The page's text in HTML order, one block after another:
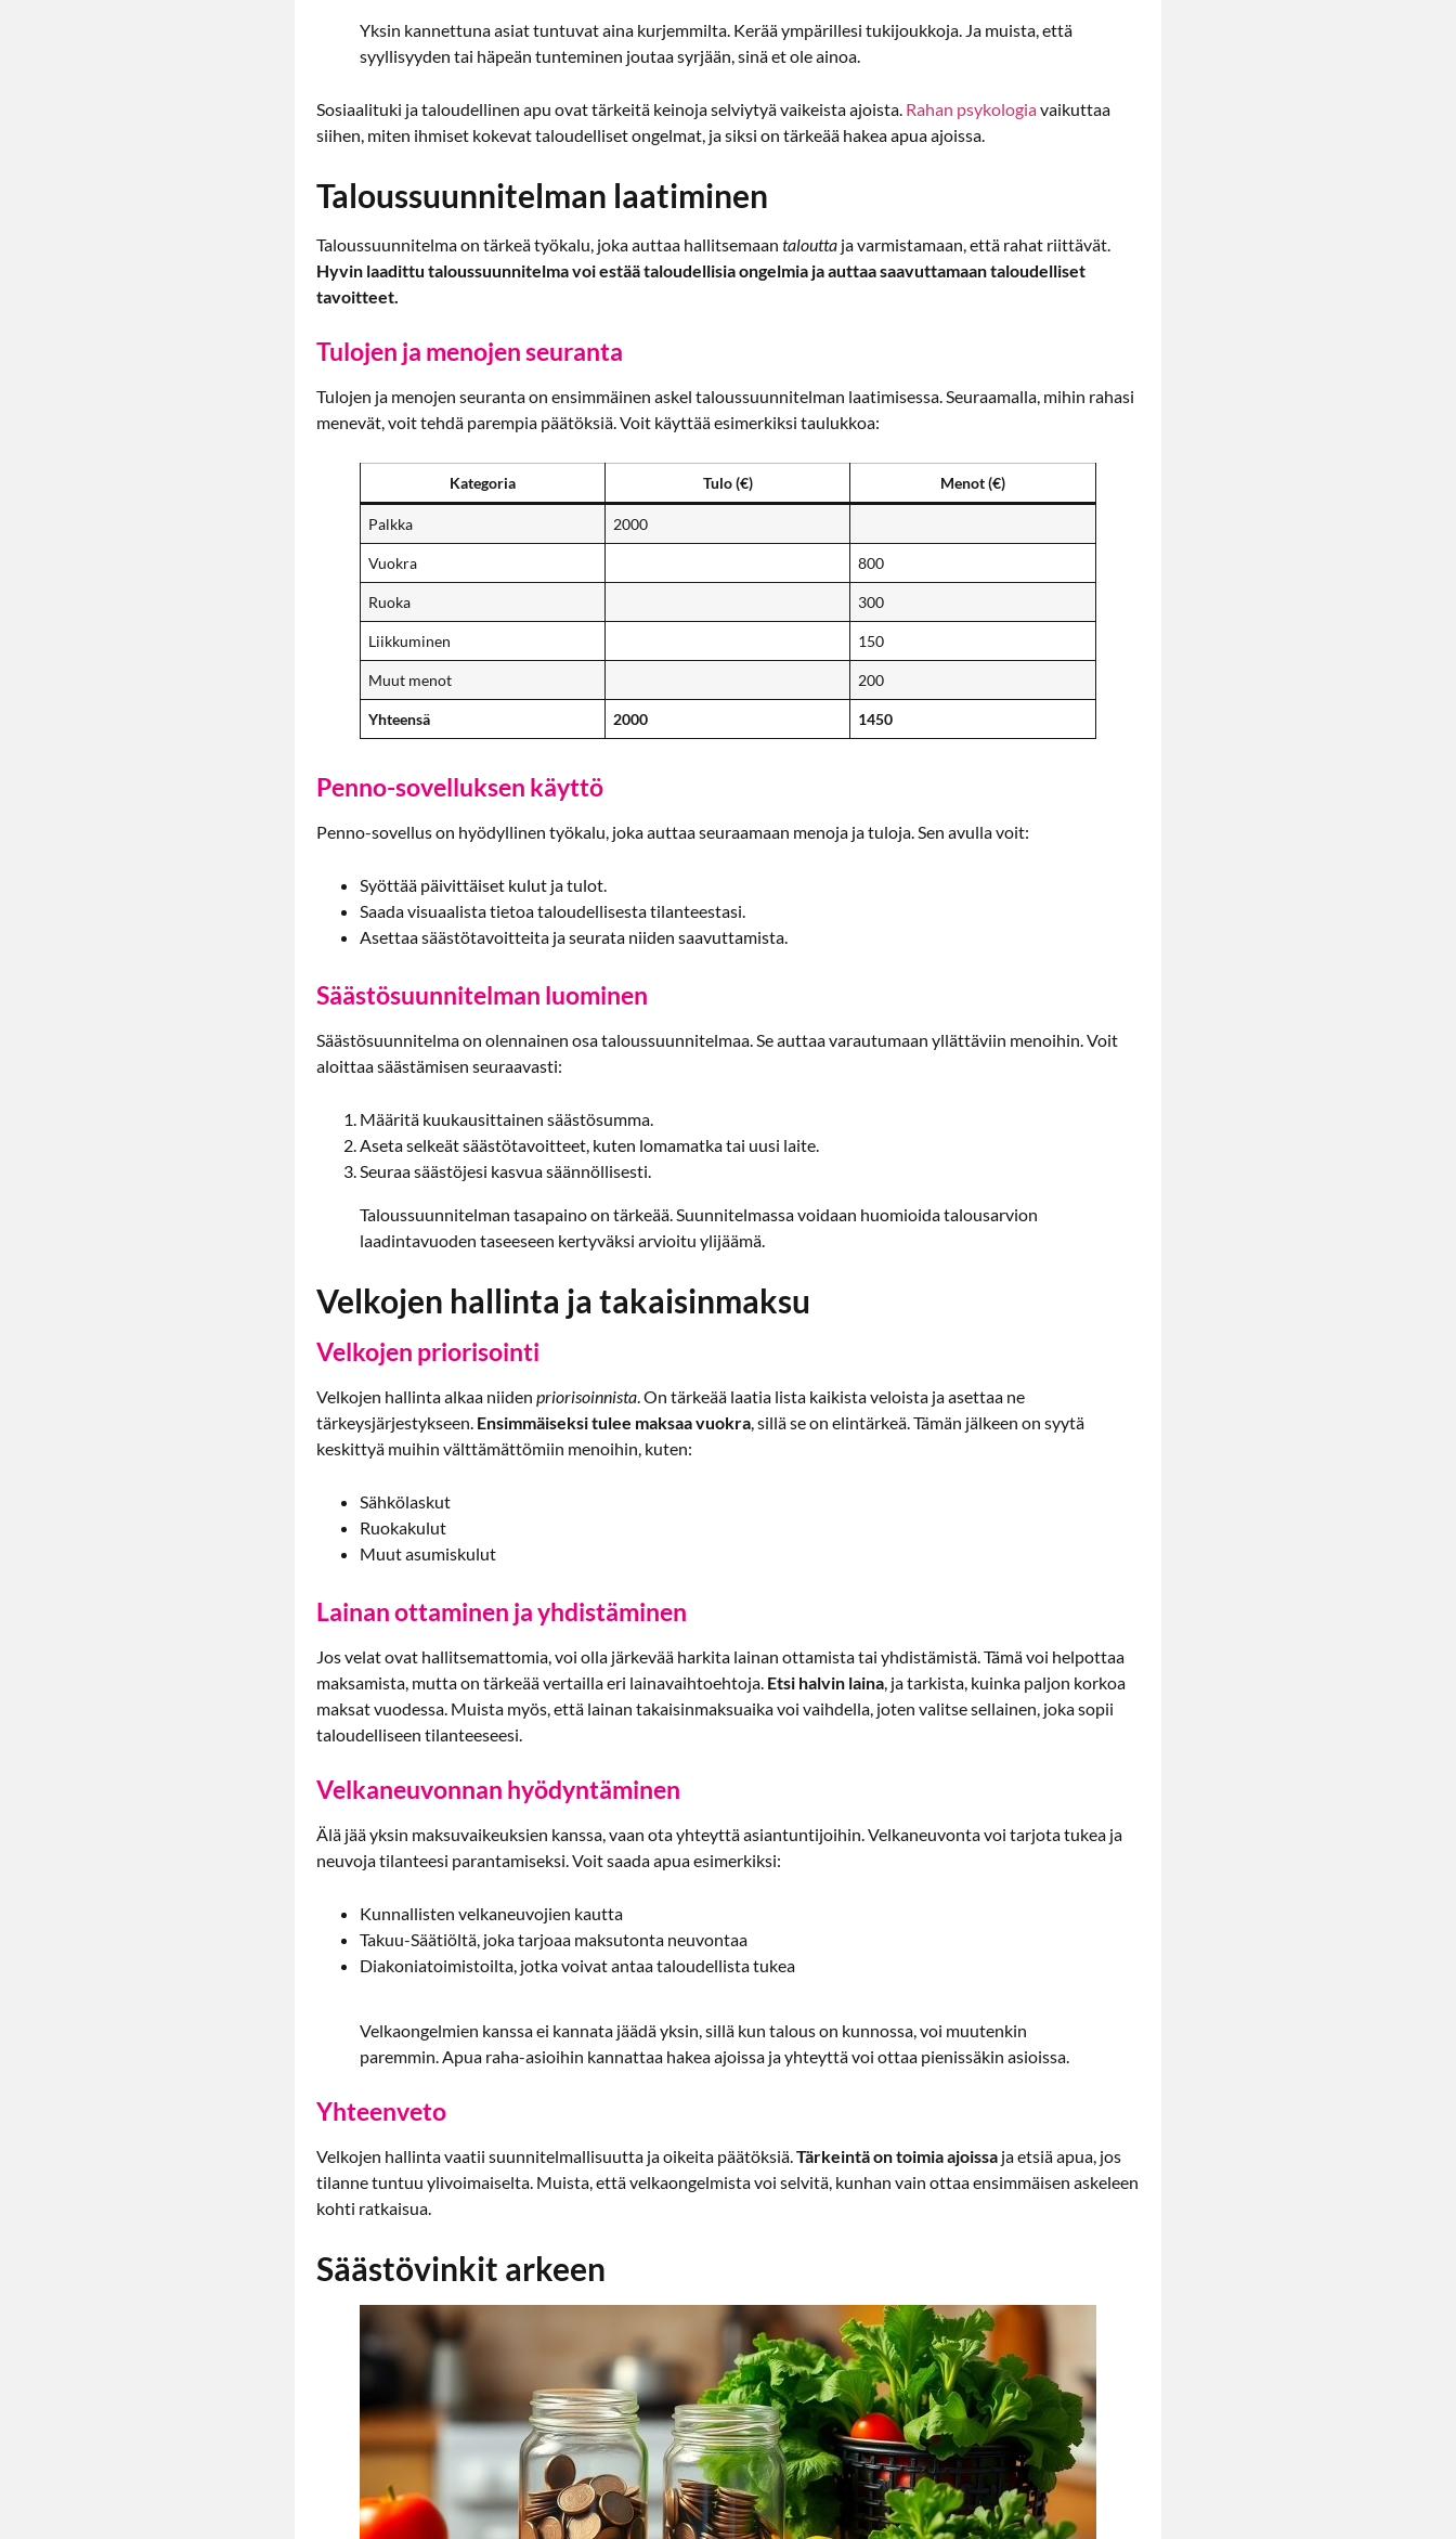
Yksin kannettuna asiat tuntuvat aina kurjemmilta. Kerää ympärillesi tukijoukkoja. Ja muista, että
syyllisyyden tai häpeän tunteminen joutaa syrjään, sinä et ole ainoa.
Sosiaalituki ja taloudellinen apu ovat tärkeitä keinoja selviytyä vaikeista ajoista. Rahan psykologiavaikuttaa
siihen, miten ihmiset kokevat taloudelliset ongelmat, ja siksi on tärkeää hakea apua ajoissa.
Taloussuunnitelman laatiminen
Taloussuunnitelma on tärkeä työkalu, joka auttaa hallitsemaan taloutta ja varmistamaan, että rahat riittävät.
Hyvin laadittu taloussuunnitelma voi estää taloudellisia ongelmia ja auttaa saavuttamaan taloudelliset
tavoitteet.
Tulojen ja menojen seuranta
Tulojen ja menojen seuranta on ensimmäinen askel taloussuunnitelman laatimisessa. Seuraamalla, mihin rahasi
menevät, voit tehdä parempia päätöksiä. Voit käyttää esimerkiksi taulukkoa:
Kategoria Tulo (€) Menot (€)
Palkka 2000
Vuokra 800
Ruoka 300
Liikkuminen 150
Muut menot 200
Yhteensä 2000 1450
Penno-sovelluksen käyttö
Penno-sovellus on hyödyllinen työkalu, joka auttaa seuraamaan menoja ja tuloja. Sen avulla voit:
Syöttää päivittäiset kulut ja tulot.
Saada visuaalista tietoa taloudellisesta tilanteestasi.
Asettaa säästötavoitteita ja seurata niiden saavuttamista.
Säästösuunnitelman luominen
Säästösuunnitelma on olennainen osa taloussuunnitelmaa. Se auttaa varautumaan yllättäviin menoihin. Voit
aloittaa säästämisen seuraavasti:
Määritä kuukausittainen säästösumma.
Aseta selkeät säästötavoitteet, kuten lomamatka tai uusi laite.
Seuraa säästöjesi kasvua säännöllisesti.
Taloussuunnitelman tasapaino on tärkeää. Suunnitelmassa voidaan huomioida talousarvion
laadintavuoden taseeseen kertyväksi arvioitu ylijäämä.
Velkojen hallinta ja takaisinmaksu
Velkojen priorisointi
Velkojen hallinta alkaa niiden priorisoinnista. On tärkeää laatia lista kaikista veloista ja asettaa ne
tärkeysjärjestykseen. Ensimmäiseksi tulee maksaa vuokra, sillä se on elintärkeä. Tämän jälkeen on syytä
keskittyä muihin välttämättömiin menoihin, kuten:
Sähkölaskut
Ruokakulut
Muut asumiskulut
Lainan ottaminen ja yhdistäminen
Jos velat ovat hallitsemattomia, voi olla järkevää harkita lainan ottamista tai yhdistämistä. Tämä voi helpottaa
maksamista, mutta on tärkeää vertailla eri lainavaihtoehtoja. Etsi halvin laina, ja tarkista, kuinka paljon korkoa
maksat vuodessa. Muista myös, että lainan takaisinmaksuaika voi vaihdella, joten valitse sellainen, joka sopii
taloudelliseen tilanteeseesi.
Velkaneuvonnan hyödyntäminen
Älä jää yksin maksuvaikeuksien kanssa, vaan ota yhteyttä asiantuntijoihin. Velkaneuvonta voi tarjota tukea ja
neuvoja tilanteesi parantamiseksi. Voit saada apua esimerkiksi:
Kunnallisten velkaneuvojien kautta
Takuu-Säätiöltä, joka tarjoaa maksutonta neuvontaa
Diakoniatoimistoilta, jotka voivat antaa taloudellista tukea
Velkaongelmien kanssa ei kannata jäädä yksin, sillä kun talous on kunnossa, voi muutenkin
paremmin. Apua raha-asioihin kannattaa hakea ajoissa ja yhteyttä voi ottaa pienissäkin asioissa.
Yhteenveto
Velkojen hallinta vaatii suunnitelmallisuutta ja oikeita päätöksiä.Tärkeintä on toimia ajoissa ja etsiä apua, jos
tilanne tuntuu ylivoimaiselta. Muista, että velkaongelmista voi selvitä, kunhan vain ottaa ensimmäisen askeleen
kohti ratkaisua.
Säästövinkit arkeen